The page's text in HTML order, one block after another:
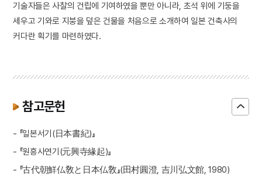
기술자들은 사찰의 건립에 기여하였을 뿐만 아니라, 초석 위에 기둥을
세우고 기와로 지붕을 덮은 건물을 처음으로 소개하여 일본 건축사의
커다란 획기를 마련하였다.
참고문헌
- 『일본서기(日本書紀)』
- 『원흥사연기(元興寺緣起)』
- 『古代朝鮮仏敎と日本仏敎』(田村圓澄, 吉川弘文館, 1980)